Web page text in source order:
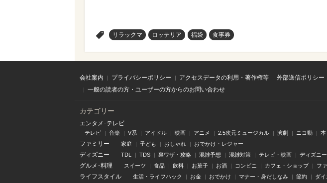
リラックマ ロッテリア 福袋 食事券
会社案内 プライバシーポリシー アクセスデータの利用・著作権等 外部送信ポリシー
一般の読者の方・ユーザーの方からのお問い合わせ
カテゴリー
エンタメ･テレビ
テレビ 音楽 V系 アイドル 映画 アニメ 2.5次元ミュージカル 演劇 ニコ動 本
ファミリー 家庭 子ども おしゃれ おでかけ・レジャー
ディズニー TDL TDS 裏ワザ・攻略 混雑予想 混雑対策 テレビ・映画 ディズニ
グルメ･料理 スイーツ 食品 飲料 お菓子 お酒 コンビニ カフェ・ショップ フ
ライフスタイル 生活・ライフハック お金 おでかけ マナー・身だしなみ 節約 ダ